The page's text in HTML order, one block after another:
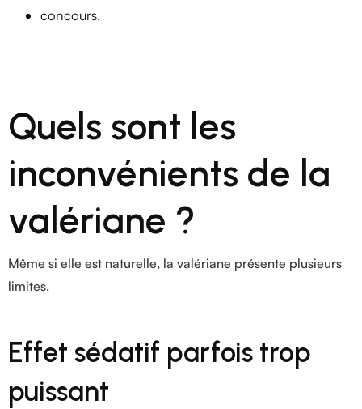
concours.
Quels sont les
inconvénients de la
valériane ?
Même si elle est naturelle, la valériane présente plusieurs
limites.
Effet sédatif parfois trop
puissant